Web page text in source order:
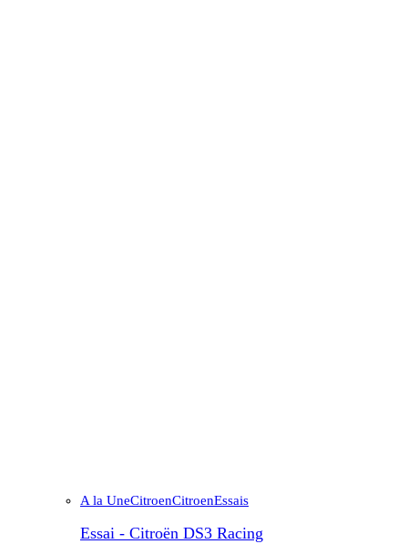
A la UneCitroenCitroenEssais
Essai - Citroën DS3 Racing